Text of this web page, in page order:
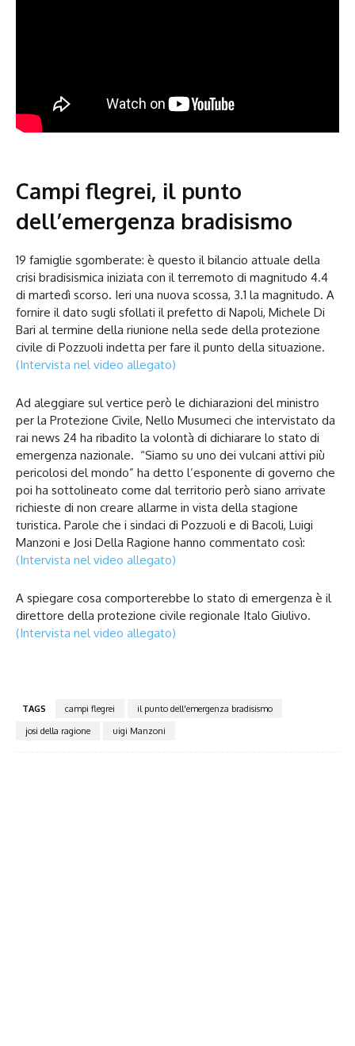
Campi flegrei, il punto
dell’emergenza bradisismo
19 famiglie sgomberate: è questo il bilancio attuale della
crisi bradisismica iniziata con il terremoto di magnitudo 4.4
di martedì scorso. Ieri una nuova scossa, 3.1 la magnitudo. A
fornire il dato sugli sfollati il prefetto di Napoli, Michele Di
Bari al termine della riunione nella sede della protezione
civile di Pozzuoli indetta per fare il punto della situazione.
(Intervista nel video allegato)
Ad aleggiare sul vertice però le dichiarazioni del ministro
per la Protezione Civile, Nello Musumeci che intervistato da
rai news 24 ha ribadito la volontà di dichiarare lo stato di
emergenza nazionale. “Siamo su uno dei vulcani attivi più
pericolosi del mondo” ha detto l’esponente di governo che
poi ha sottolineato come dal territorio però siano arrivate
richieste di non creare allarme in vista della stagione
turistica. Parole che i sindaci di Pozzuoli e di Bacoli, Luigi
Manzoni e Josi Della Ragione hanno commentato così:
(Intervista nel video allegato)
A spiegare cosa comporterebbe lo stato di emergenza è il
direttore della protezione civile regionale Italo Giulivo.
(Intervista nel video allegato)
TAGS campi flegrei
il punto dell'emergenza bradisismo
josi della ragione
uigi Manzoni